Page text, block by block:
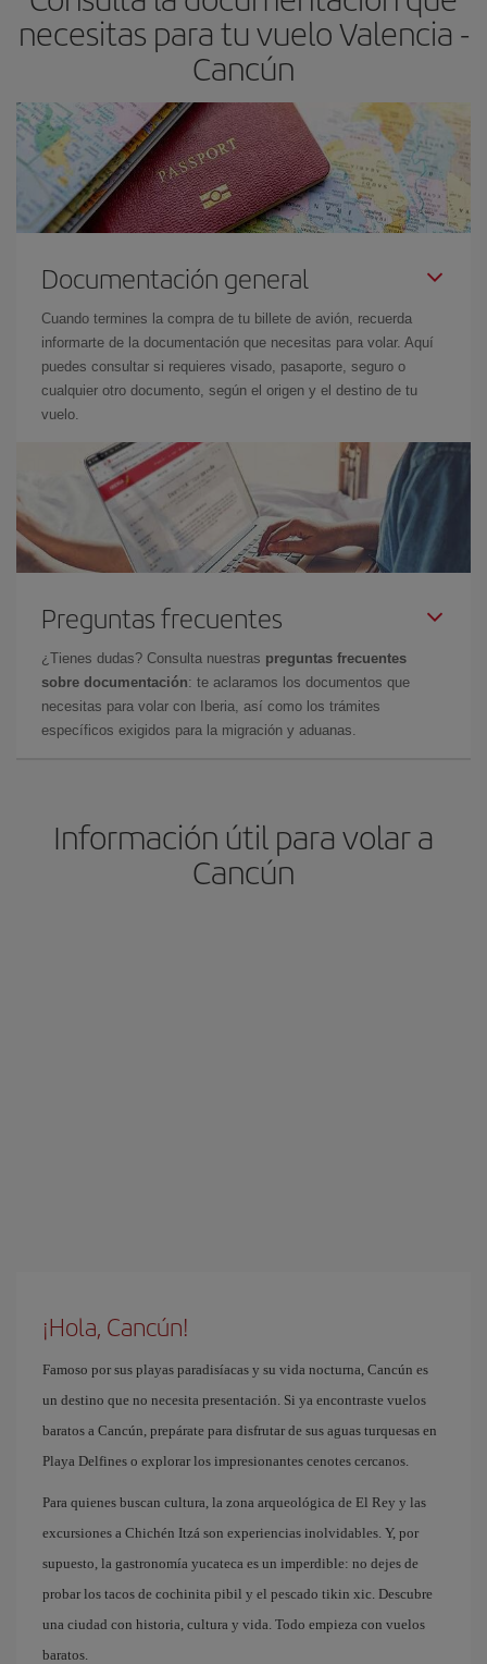
necesitas para tu vuelo Valencia -
Cancún
Documentación general
Cuando termines la compra de tu billete de avión, recuerda
informarte de la documentación que necesitas para volar. Aquí
puedes consultar si requieres visado, pasaporte, seguro o
cualquier otro documento, según el origen y el destino de tu
vuelo.
Preguntas frecuentes
¿Tienes dudas? Consulta nuestras preguntas frecuentes
sobre documentación: te aclaramos los documentos que
necesitas para volar con Iberia, así como los trámites
específicos exigidos para la migración y aduanas.
Información útil para volar a
Cancún
¡Hola, Cancún!
Famoso por sus playas paradisíacas y su vida nocturna, Cancún es
un destino que no necesita presentación. Si ya encontraste vuelos
baratos a Cancún, prepárate para disfrutar de sus aguas turquesas en
Playa Delfines o explorar los impresionantes cenotes cercanos.
Para quienes buscan cultura, la zona arqueológica de El Rey y las
excursiones a Chichén Itzá son experiencias inolvidables. Y, por
supuesto, la gastronomía yucateca es un imperdible: no dejes de
probar los tacos de cochinita pibil y el pescado tikin xic. Descubre
una ciudad con historia, cultura y vida. Todo empieza con vuelos
baratos.